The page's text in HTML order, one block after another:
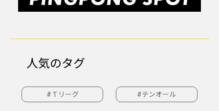
人気のタグ
#Ｔリーグ #テンオール